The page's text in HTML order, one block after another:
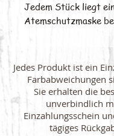
Jedem Stück liegt
Atemschutzmaske
Jedes Produkt ist ein
Farbabweichungen
Sie erhalten die
unverbindlich
Einzahlungsschein
tägiges